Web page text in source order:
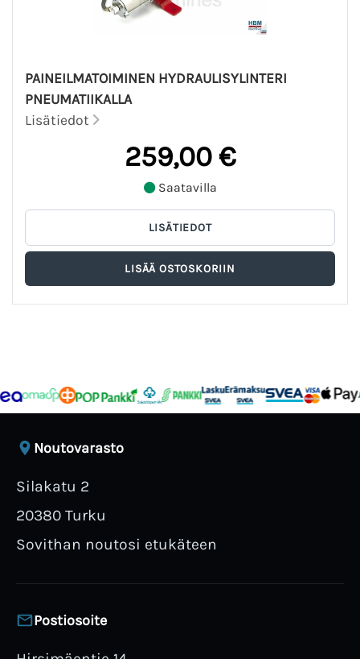
PAINEILMATOIMINEN HYDRAULISYLINTERI
PNEUMATIIKALLA
Lisätiedot
259,00 €
Saatavilla
Noutovarasto
Silakatu 2
20380 Turku
Sovithan noutosi etukäteen
Postiosoite